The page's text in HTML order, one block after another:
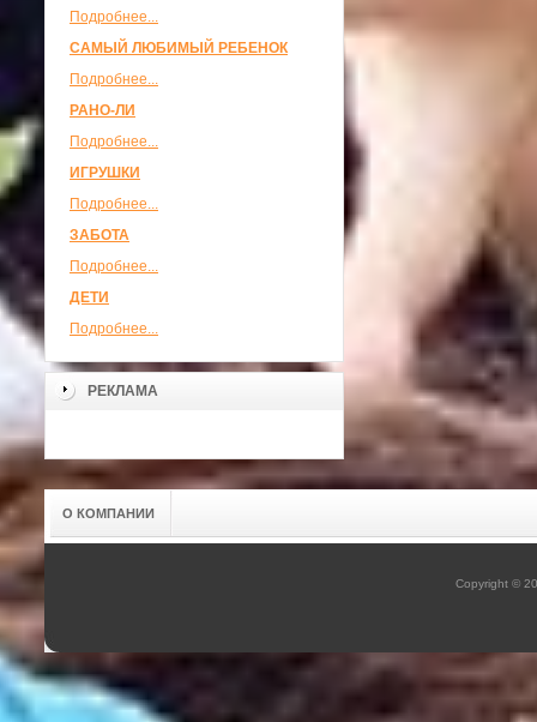
Подробнее...
САМЫЙ ЛЮБИМЫЙ РЕБЕНОК
Подробнее...
РАНО-ЛИ
Подробнее...
ИГРУШКИ
Подробнее...
ЗАБОТА
Подробнее...
ДЕТИ
Подробнее...
РЕКЛАМА
О КОМПАНИИ
Copyright ©